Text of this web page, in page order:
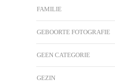
FAMILIE
GEBOORTE FOTOGRAFIE
GEEN CATEGORIE
GEZIN